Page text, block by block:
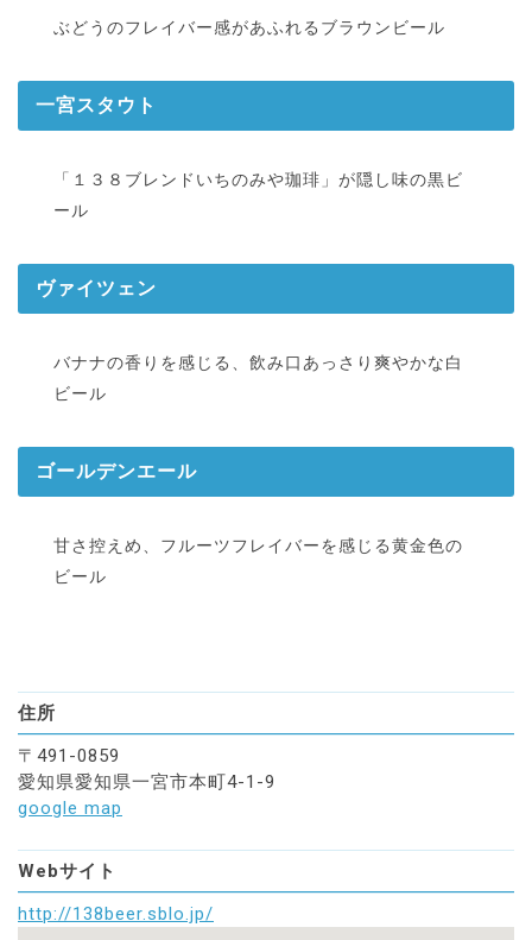
ぶどうのフレイバー感があふれるブラウンビール
一宮スタウト
「１３８ブレンドいちのみや珈琲」が隠し味の黒ビ
ール
ヴァイツェン
バナナの香りを感じる、飲み口あっさり爽やかな白
ビール
ゴールデンエール
甘さ控えめ、フルーツフレイバーを感じる黄金色の
ビール
住所
〒491-0859
愛知県愛知県一宮市本町4-1-9
google map
Webサイト
http://138beer.sblo.jp/